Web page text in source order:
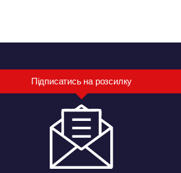
Підписатись на розсилку